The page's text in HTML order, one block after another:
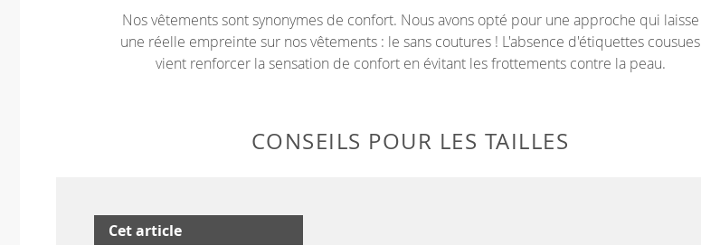
Nos vêtements sont synonymes de confort. Nous avons opté pour une approche qui laisse
une réelle empreinte sur nos vêtements : le sans coutures ! L'absence d'étiquettes cousues
vient renforcer la sensation de confort en évitant les frottements contre la peau.
CONSEILS POUR LES TAILLES
Cet article